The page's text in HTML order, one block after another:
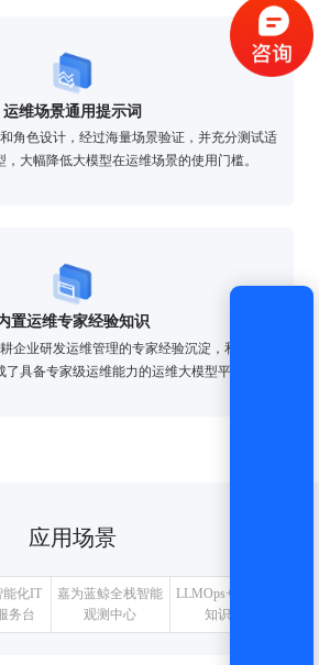
运维场景通用提示词
角色设计，经过海量场景验证，并充分测试适
大幅降低大模型在运维场景的使用门槛。
置运维专家经验知识
企业研发运维管理的专家经验沉淀，和大模型
具备专家级运维能力的运维大模型平台。
应用场景
能化IT
务台
嘉为蓝鲸全栈智能
观测中心
LLMOps+DeepSeek
知识问答
获取验证码
登录